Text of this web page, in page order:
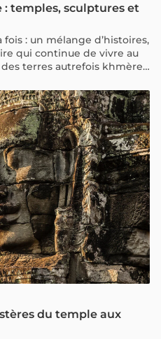
temples, sculptures et
fois : un mélange d’histoires,
qui continue de vivre au
terres autrefois khmères,
Vietnam, le Myanmar ou
du temple aux